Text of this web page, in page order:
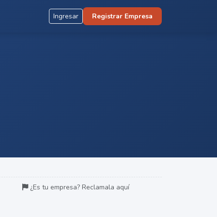
Ingresar Registrar Empresa
¿Es tu empresa? Reclamala aquí